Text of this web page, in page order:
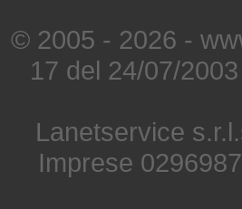
© 2005 - 2026 -
17 del 24/07/
Lanetservice
Imprese